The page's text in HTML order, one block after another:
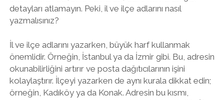
detayları atlamayın. Peki, il ve ilçe adlarını nasıl
yazmalısınız?
İl ve ilçe adlarını yazarken, büyük harf kullanmak
önemlidir. Örneğin, İstanbul ya da İzmir gibi. Bu, adresin
okunabilirliğini artırır ve posta dağıtıcılarının işini
kolaylaştırır. İlçeyi yazarken de aynı kurala dikkat edin;
örneğin, Kadıköy ya da Konak. Adresin bu kısmı,